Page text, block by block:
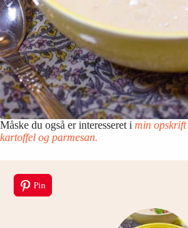
Måske du også er interesseret i min opskrift
kartoffel og parmesan.
Pin